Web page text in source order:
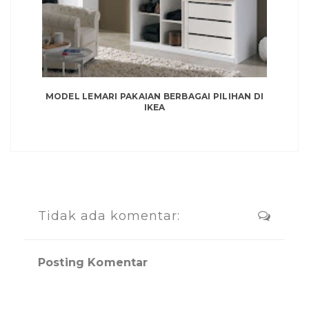
MODEL LEMARI PAKAIAN BERBAGAI PILIHAN DI
IKEA
Tidak ada komentar:
Posting Komentar